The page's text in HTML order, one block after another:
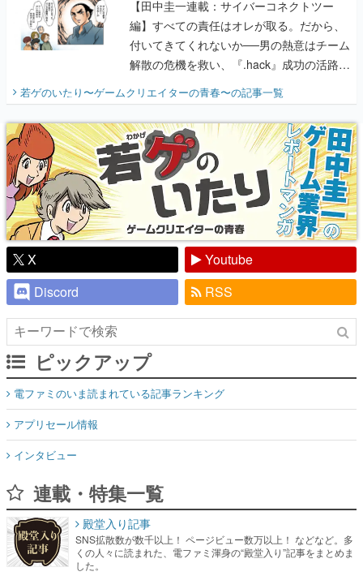
【田中圭一連載：サイバーコネクトツー
編】すべての責任はオレが取る。だから、
付いてきてくれないか──男の熱意はチーム
解散の危機を救い、『.hack』成功の活路を
『少年ジャンプ』色だった【若ゲのいた
り】
若ゲのいたり〜ゲームクリエイターの青春〜の記事一覧
X
Youtube
Discord
RSS
ピックアップ
電ファミのいま読まれている記事ランキング
アプリセール情報
インタビュー
連載・特集一覧
殿堂入り記事
SNS拡散数が数千以上！ ページビュー数万以上！ などなど。多
くの人々に読まれた、電ファミ渾身の“殿堂入り”記事をまとめま
した。